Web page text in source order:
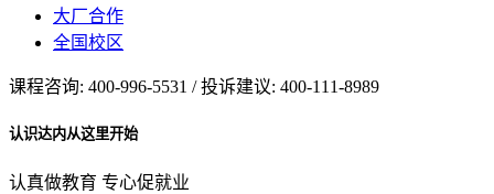
大厂合作
全国校区
课程咨询: 400-996-5531 / 投诉建议: 400-111-8989
认识达内从这里开始
认真做教育 专心促就业